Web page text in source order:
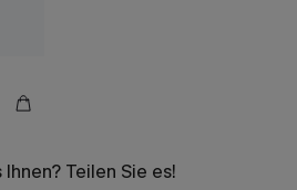
Teilen Sie es!